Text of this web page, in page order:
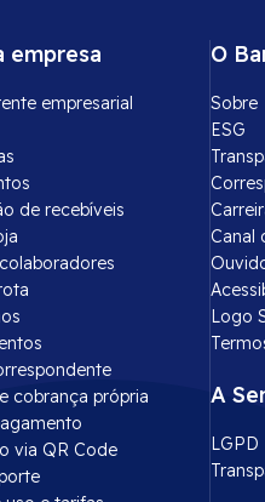
empresa
empresarial
de recebíveis
cobrança própria
via QR Code
O
Sobre
ESG
Canal
Logo
A
LGPD